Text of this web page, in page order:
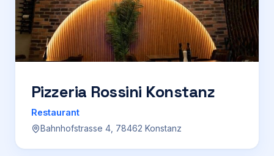
Ratgeber
Werbung
Für Firmen
Login
Pizzeria Rossini Konstanz
Restaurant
Bahnhofstrasse 4, 78462 Konstanz